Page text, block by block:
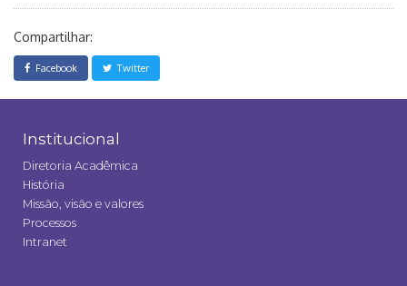
Compartilhar:
Facebook Twitter
Institucional
Diretoria Acadêmica
História
Missão, visão e valores
Processos
Intranet